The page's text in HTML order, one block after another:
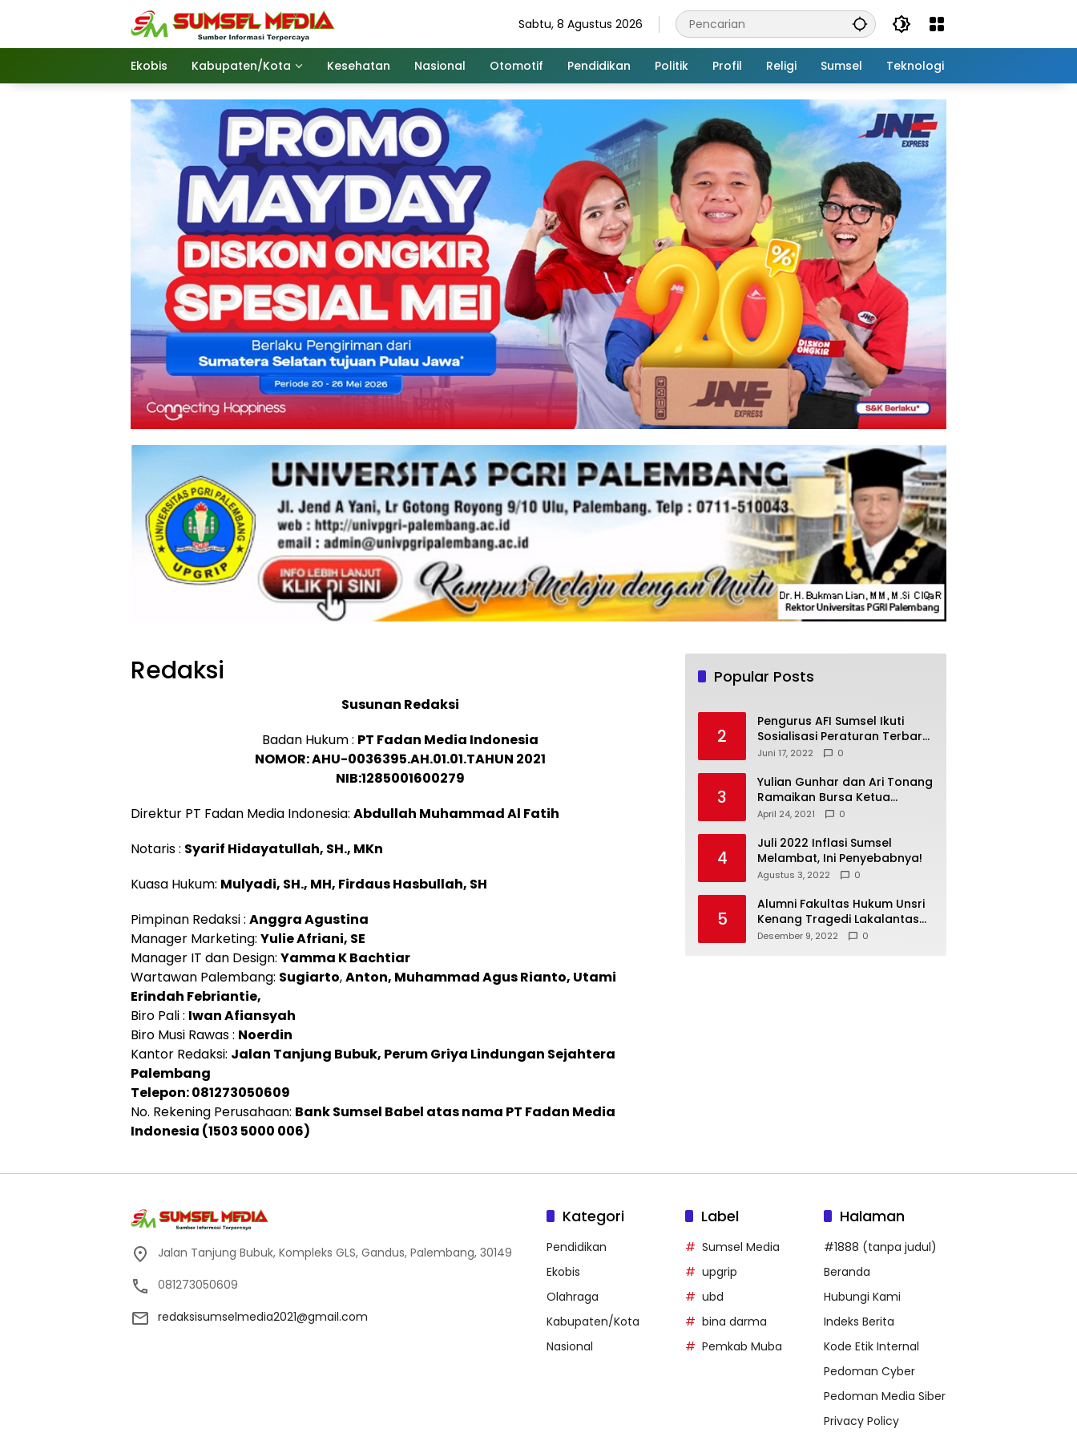
Sabtu, 8 Agustus 2026
Ekobis Kabupaten/Kota Kesehatan Nasional Otomotif Pendidikan Politik Profil Religi Sumsel Teknologi
Redaksi
Susunan Redaksi
Badan Hukum : PT Fadan Media Indonesia
NOMOR: AHU-0036395.AH.01.01.TAHUN 2021
NIB:1285001600279
Direktur PT Fadan Media Indonesia: Abdullah Muhammad Al Fatih
Notaris : Syarif Hidayatullah, SH., MKn
Kuasa Hukum: Mulyadi, SH., MH, Firdaus Hasbullah, SH
Pimpinan Redaksi : Anggra Agustina
Manager Marketing: Yulie Afriani, SE
Manager IT dan Design: Yamma K Bachtiar
Wartawan Palembang: Sugiarto,Anton, Muhammad Agus Rianto, Utami
Erindah Febriantie,
Biro Pali : Iwan Afiansyah
Biro Musi Rawas : Noerdin
Kantor Redaksi: Jalan Tanjung Bubuk, Perum Griya Lindungan Sejahtera
Palembang
Telepon: 081273050609
No. Rekening Perusahaan: Bank Sumsel Babel atas nama PT Fadan Media
Indonesia (1503 5000 006)
Popular Posts
2
Pengurus AFI Sumsel Ikuti
Sosialisasi Peraturan Terbaru
Federasi Floorball
Juni 17, 2022 0
3
Yulian Gunhar dan Ari Tonang
Ramaikan Bursa Ketua
Percasi Sumsel
April 24, 2021 0
4
Juli 2022 Inflasi Sumsel
Melambat, Ini Penyebabnya!
Agustus 3, 2022 0
5
Alumni Fakultas Hukum Unsri
Kenang Tragedi Lakalantas
28 Tahun Silam
Desember 9, 2022 0
Jalan Tanjung Bubuk, Kompleks GLS, Gandus, Palembang, 30149
081273050609
redaksisumselmedia2021@gmail.com
Kategori
Pendidikan
Ekobis
Olahraga
Kabupaten/Kota
Nasional
Label
Sumsel Media
upgrip
ubd
bina darma
Pemkab Muba
Halaman
#1888 (tanpa judul)
Beranda
Hubungi Kami
Indeks Berita
Kode Etik Internal
Pedoman Cyber
Pedoman Media Siber
Privacy Policy